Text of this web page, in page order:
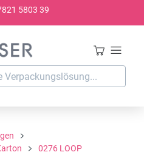
5803 39
0276 LOOP